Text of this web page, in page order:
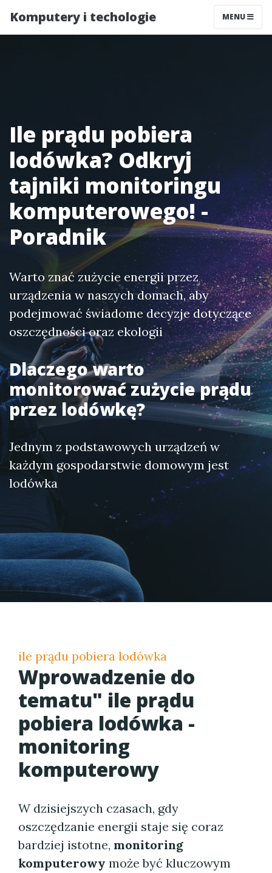
Komputery i techologie MENU
Ile prądu pobiera
lodówka? Odkryj
tajniki monitoringu
komputerowego! -
Poradnik
Warto znać zużycie energii przez
urządzenia w naszych domach, aby
podejmować świadome decyzje dotyczące
oszczędności oraz ekologii
Dlaczego warto
monitorować zużycie prądu
przez lodówkę?
Jednym z podstawowych urządzeń w
każdym gospodarstwie domowym jest
lodówka
ile prądu pobiera lodówka
Wprowadzenie do
tematu" ile prądu
pobiera lodówka -
monitoring
komputerowy
W dzisiejszych czasach, gdy
oszczędzanie energii staje się coraz
bardziej istotne, monitoring
komputerowy może być kluczowym